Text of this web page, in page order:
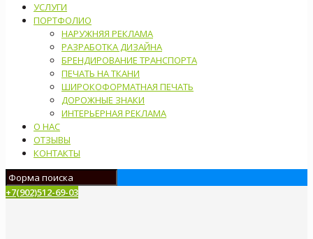
УСЛУГИ
ПОРТФОЛИО
НАРУЖНЯЯ РЕКЛАМА
РАЗРАБОТКА ДИЗАЙНА
БРЕНДИРОВАНИЕ ТРАНСПОРТА
ПЕЧАТЬ НА ТКАНИ
ШИРОКОФОРМАТНАЯ ПЕЧАТЬ
ДОРОЖНЫЕ ЗНАКИ
ИНТЕРЬЕРНАЯ РЕКЛАМА
О НАС
ОТЗЫВЫ
КОНТАКТЫ
+7(902)512-69-03